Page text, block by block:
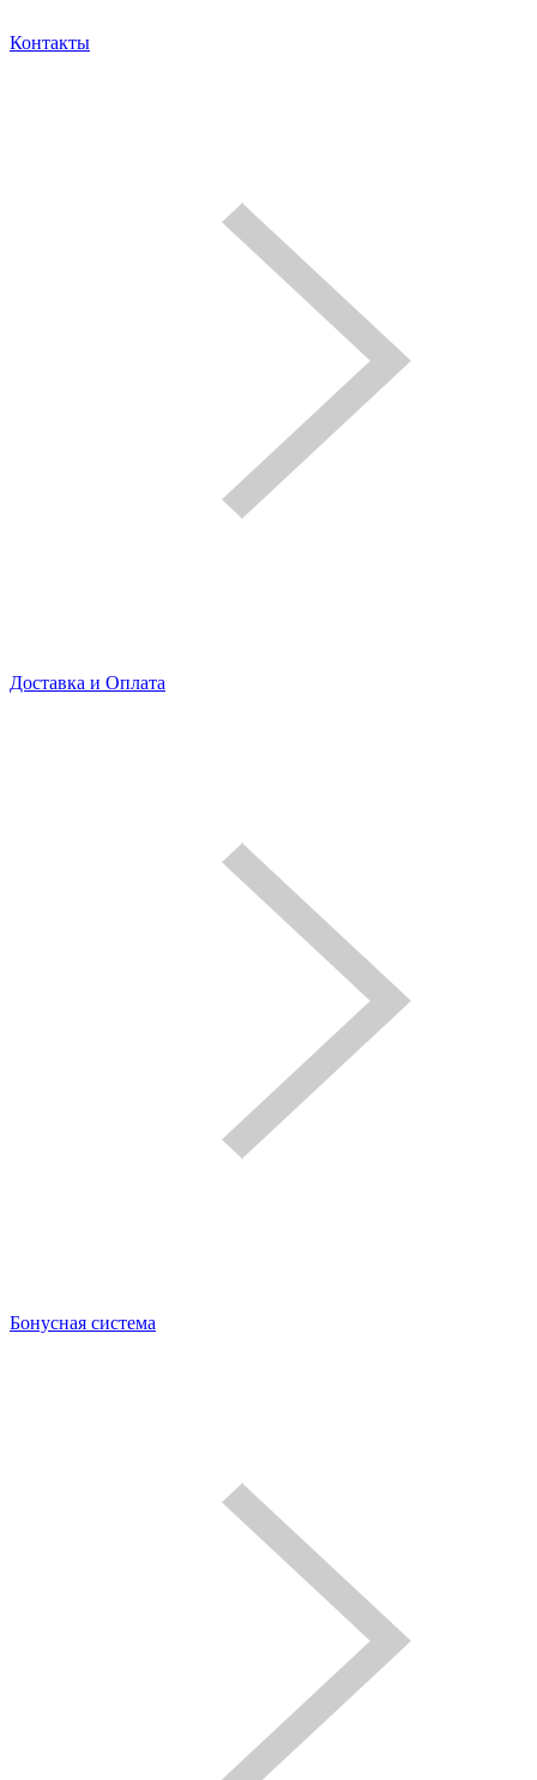
Контакты
Доставка и Оплата
Бонусная система